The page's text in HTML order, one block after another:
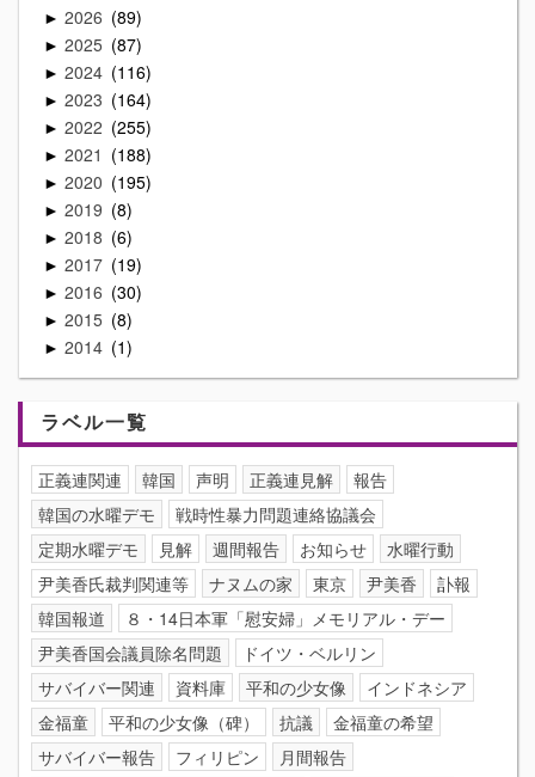
► 2026 89
► 2025 87
► 2024 116
► 2023 164
► 2022 255
► 2021 188
► 2020 195
► 2019 8
► 2018 6
► 2017 19
► 2016 30
► 2015 8
► 2014 1
ラベル一覧
正義連関連 韓国 声明 正義連見解
報告
韓国の水曜デモ
戦時性暴力問題連絡協議会
定期水曜デモ
見解 週間報告 お知らせ
水曜行動
尹美香氏裁判関連等
ナヌムの家 東京 尹美香
訃報
韓国報道
８・14日本軍「慰安婦」メモリアル・デー
尹美香国会議員除名問題
ドイツ・ベルリン
サバイバー関連
資料庫 平和の少女像
インドネシア
金福童
平和の少女像（碑） 抗議
金福童の希望
サバイバー報告
フィリピン
月間報告